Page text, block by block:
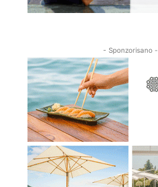
- Sponzorisano -